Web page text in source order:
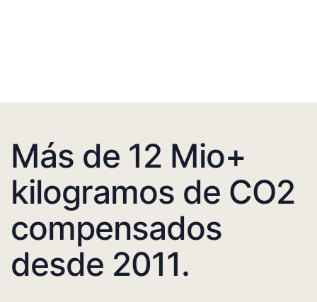
Más de 12 Mio+
kilogramos de CO2
compensados
desde 2011.